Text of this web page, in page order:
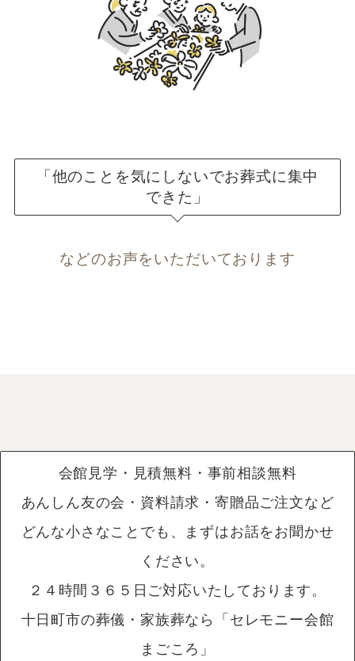
「他のことを気にしないでお葬式に集中
できた」
などのお声をいただいております
会館見学・見積無料・事前相談無料
あんしん友の会・資料請求・寄贈品ご注文など
どんな小さなことでも、まずはお話をお聞かせ
ください。
２４時間３６５日ご対応いたしております。
十日町市の葬儀・家族葬なら「セレモニー会館
まごころ」